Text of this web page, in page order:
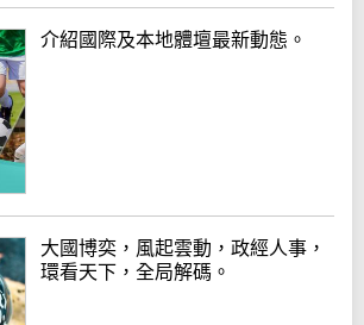
介紹國際及本地體壇最新動態。
大國博奕，風起雲動，政經人事，
環看天下，全局解碼。